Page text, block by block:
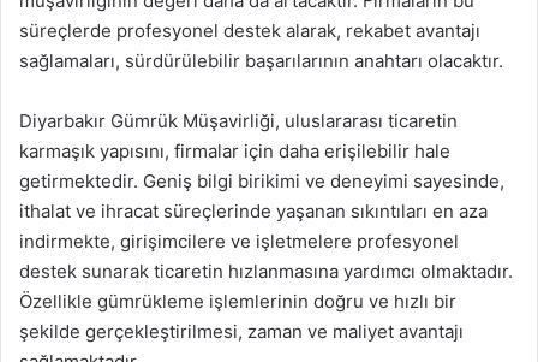
süreçlerde profesyonel destek alarak, rekabet avantajı
sağlamaları, sürdürülebilir başarılarının anahtarı olacaktır.
Diyarbakır Gümrük Müşavirliği, uluslararası ticaretin
karmaşık yapısını, firmalar için daha erişilebilir hale
getirmektedir. Geniş bilgi birikimi ve deneyimi sayesinde,
ithalat ve ihracat süreçlerinde yaşanan sıkıntıları en aza
indirmekte, girişimcilere ve işletmelere profesyonel
destek sunarak ticaretin hızlanmasına yardımcı olmaktadır.
Özellikle gümrükleme işlemlerinin doğru ve hızlı bir
şekilde gerçekleştirilmesi, zaman ve maliyet avantajı